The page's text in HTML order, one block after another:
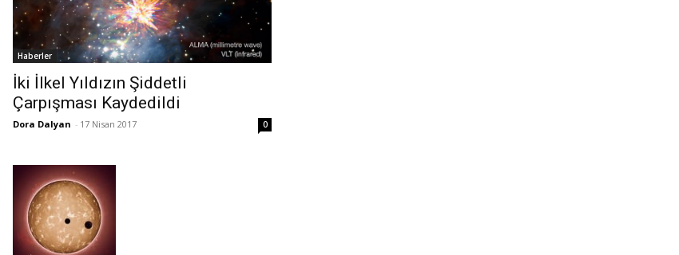
Haberler
İki İlkel Yıldızın Şiddetli
Çarpışması Kaydedildi
Dora Dalyan - 17 Nisan 2017 0